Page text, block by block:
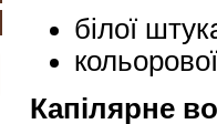
білої
Капілярне